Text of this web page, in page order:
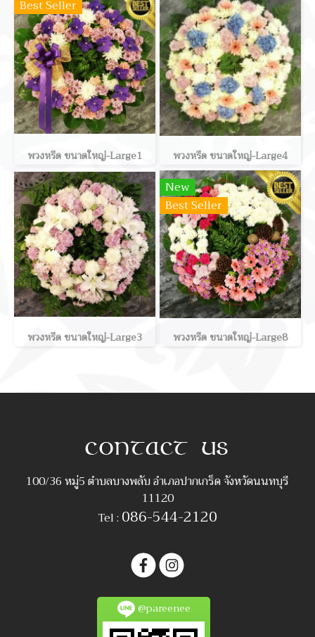
Best Seller
พวงหรีด ขนาดใหญ่-Large1 พวงหรีด ขนาดใหญ่-Large4
พวงหรีด ขนาดใหญ่-Large3
New
Best Seller
พวงหรีด ขนาดใหญ่-Large8
100/36 หมู่5 ตำบลบางพลับ อำเภอปากเกร็ด จังหวัดนนทบุรี
11120
Tel : 086-544-2120
@pareenee